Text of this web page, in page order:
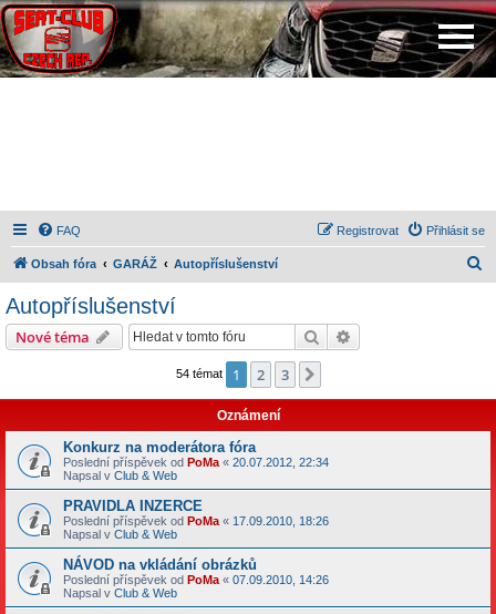
FAQ Přihlásit se
Registrovat
Obsah fóra GARÁŽ Autopříslušenství
Autopříslušenství
Nové téma Hledat
54 témat 1 2 3
Oznámení
Konkurz na moderátora fóra
Poslední příspěvek od PoMa « 20.07.2012, 22:34
Napsal v Club & Web
PRAVIDLA INZERCE
Poslední příspěvek od PoMa « 17.09.2010, 18:26
Napsal v Club & Web
NÁVOD na vkládání obrázků
Poslední příspěvek od PoMa « 07.09.2010, 14:26
Napsal v Club & Web